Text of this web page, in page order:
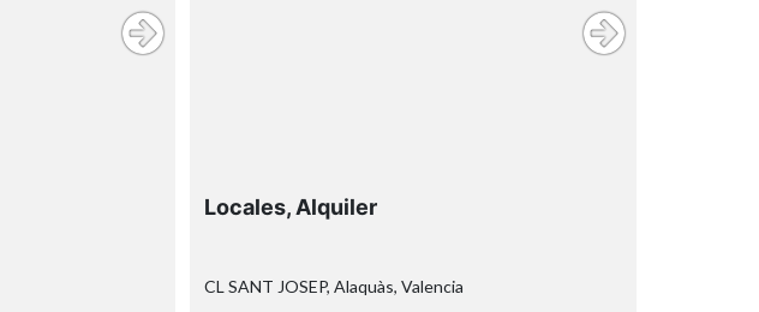
Locales, Alquiler
CL SANT JOSEP, Alaquàs, Valencia